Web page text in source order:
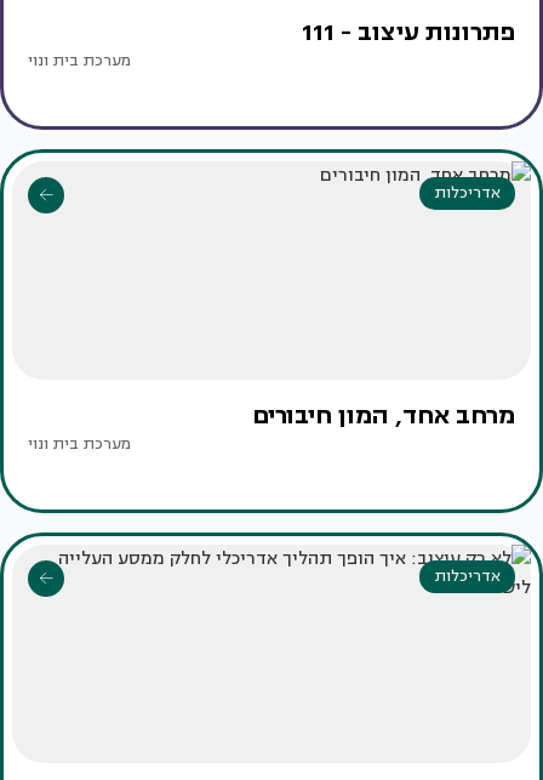
פתרונות עיצוב - 111
מערכת בית ונוי
אדריכלות
מרחב אחד, המון חיבורים
מערכת בית ונוי
אדריכלות